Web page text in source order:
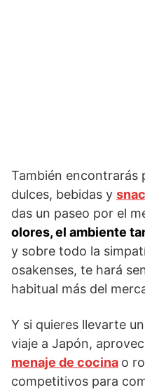
También encontrarás
dulces, bebidas y
das un paseo por el
olores, el ambiente
y sobre todo la
osakenses, te hará
habitual más del
Y si quieres llevarte
viaje a Japón,
menaje de cocina o
competitivos para